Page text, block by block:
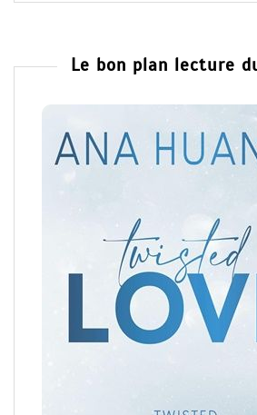
Le bon plan lecture